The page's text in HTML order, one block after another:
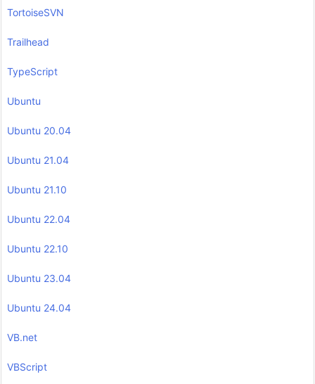
TortoiseSVN
Trailhead
TypeScript
Ubuntu
Ubuntu 20.04
Ubuntu 21.04
Ubuntu 21.10
Ubuntu 22.04
Ubuntu 22.10
Ubuntu 23.04
Ubuntu 24.04
VB.net
VBScript